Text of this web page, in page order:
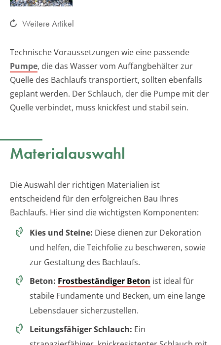
Weitere Artikel
Technische Voraussetzungen wie eine passende
Pumpe, die das Wasser vom Auffangbehälter zur
Quelle des Bachlaufs transportiert, sollten ebenfalls
geplant werden. Der Schlauch, der die Pumpe mit der
Quelle verbindet, muss knickfest und stabil sein.
Materialauswahl
Die Auswahl der richtigen Materialien ist
entscheidend für den erfolgreichen Bau Ihres
Bachlaufs. Hier sind die wichtigsten Komponenten:
Kies und Steine: Diese dienen zur Dekoration
und helfen, die Teichfolie zu beschweren, sowie
zur Gestaltung des Bachlaufs.
Beton: Frostbeständiger Beton ist ideal für
stabile Fundamente und Becken, um eine lange
Lebensdauer sicherzustellen.
Leitungsfähiger Schlauch: Ein